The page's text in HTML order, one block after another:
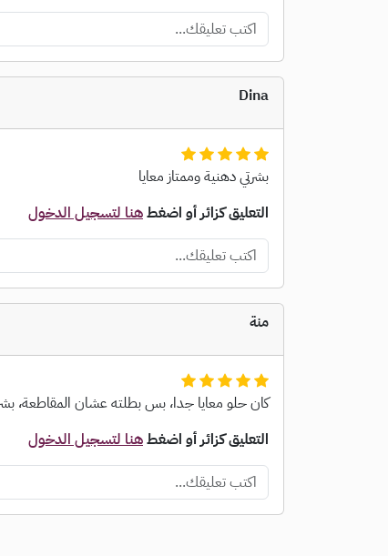
Dina
بشرتي دهنية وممتاز معايا
التعليق كزائر أو اضغطهنا لتسجيل الدخول
منة
كان حلو معايا جدا، بس بطلته عشان المقاطعة،
التعليق كزائر أو اضغطهنا لتسجيل الدخول